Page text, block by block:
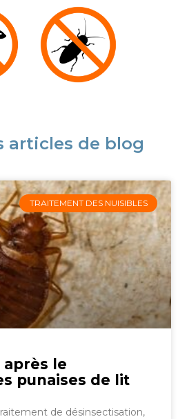
articles de blog
TRAITEMENT DES NUISIBLES
le
punaises de lit
de désinsectisation,